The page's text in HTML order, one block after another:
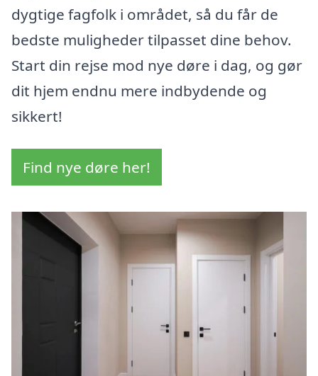
dygtige fagfolk i området, så du får de
bedste muligheder tilpasset dine behov.
Start din rejse mod nye døre i dag, og gør
dit hjem endnu mere indbydende og
sikkert!
Find nye døre her!